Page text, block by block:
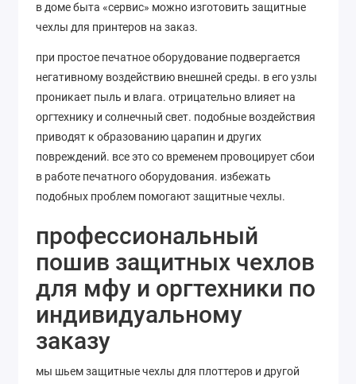
в доме быта «сервис» можно изготовить защитные
чехлы для принтеров на заказ.
при простое печатное оборудование подвергается
негативному воздействию внешней среды. в его узлы
проникает пыль и влага. отрицательно влияет на
оргтехнику и солнечный свет. подобные воздействия
приводят к образованию царапин и других
повреждений. все это со временем провоцирует сбои
в работе печатного оборудования. избежать
подобных проблем помогают защитные чехлы.
профессиональный
пошив защитных чехлов
для мфу и оргтехники по
индивидуальному
заказу
мы шьем защитные чехлы для плоттеров и другой